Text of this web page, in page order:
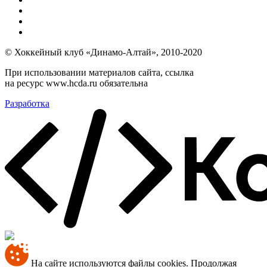
© Хоккейный клуб «Динамо-Алтай», 2010-2020
При использовании материалов сайта, ссылка
на ресурс www.hcda.ru обязательна
Разработка
На сайте используются файлы cookies. Продолжая